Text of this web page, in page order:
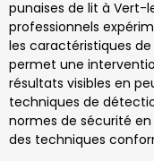
punaises de lit à
professionnels
les caractéristiques
permet une
résultats visibles en
techniques de
normes de sécurité
des techniques